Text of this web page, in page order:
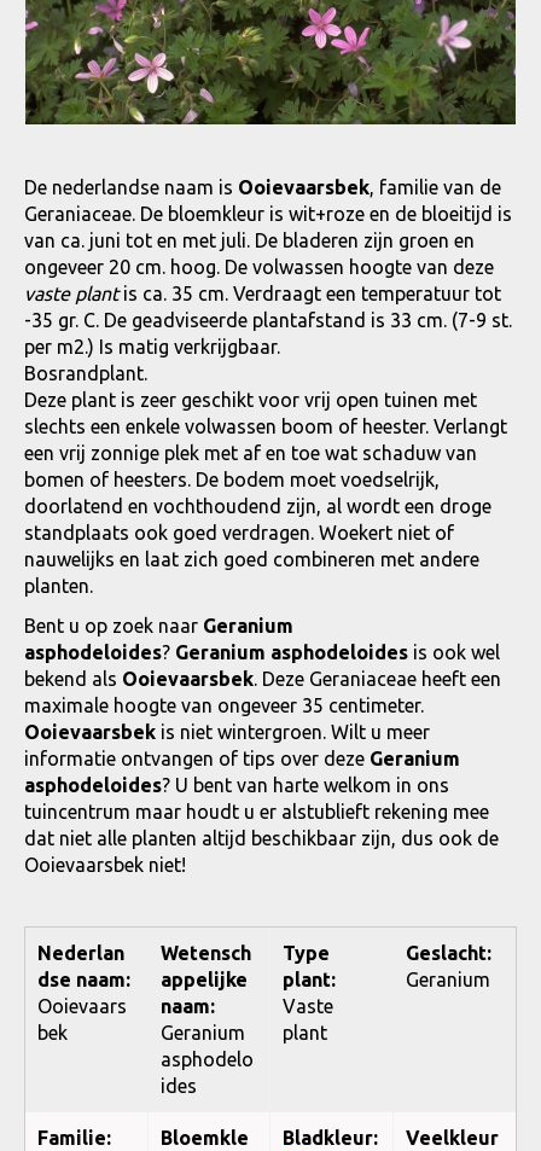
De nederlandse naam is Ooievaarsbek , familie van de
Geraniaceae. De bloemkleur is wit+roze en de bloeitijd is
van ca. juni tot en met juli. De bladeren zijn groen en
ongeveer 20 cm. hoog. De volwassen hoogte van deze
vaste plantis ca. 35 cm. Verdraagt een temperatuur tot
-35 gr. C. De geadviseerde plantafstand is 33 cm. (7-9 st.
per m2.) Is matig verkrijgbaar.
Bosrandplant.
Deze plant is zeer geschikt voor vrij open tuinen met
slechts een enkele volwassen boom of heester. Verlangt
een vrij zonnige plek met af en toe wat schaduw van
bomen of heesters. De bodem moet voedselrijk,
doorlatend en vochthoudend zijn, al wordt een droge
standplaats ook goed verdragen. Woekert niet of
nauwelijks en laat zich goed combineren met andere
planten.
Bent u op zoek naar Geranium
asphodeloides? Geranium asphodeloides is ook wel
bekend als Ooievaarsbek . Deze Geraniaceae heeft een
maximale hoogte van ongeveer 35 centimeter.
Ooievaarsbek is niet wintergroen. Wilt u meer
informatie ontvangen of tips over deze Geranium
asphodeloides? U bent van harte welkom in ons
tuincentrum maar houdt u er alstublieft rekening mee
dat niet alle planten altijd beschikbaar zijn, dus ook de
Ooievaarsbek niet!
Nederlan
dse naam:
Ooievaars
bek
Wetensch
appelijke
naam:
Geranium
asphodelo
ides
Type
plant:
Vaste
plant
Geslacht:
Geranium
Familie:
Bloemkle
Bladkleur:
Veelkleur